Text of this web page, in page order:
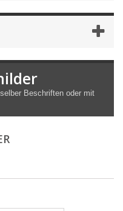
Beschriften oder mit